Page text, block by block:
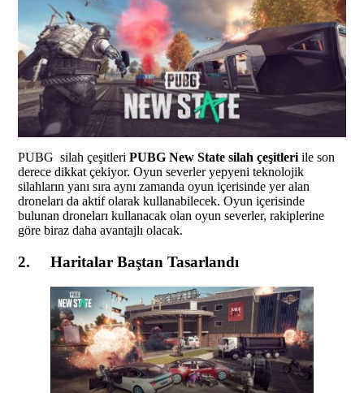
PUBG silah çeşitleri PUBG New State silah çeşitleri ile son
derece dikkat çekiyor. Oyun severler yepyeni teknolojik
silahların yanı sıra aynı zamanda oyun içerisinde yer alan
droneları da aktif olarak kullanabilecek. Oyun içerisinde
bulunan droneları kullanacak olan oyun severler, rakiplerine
göre biraz daha avantajlı olacak.
2. Haritalar Baştan Tasarlandı